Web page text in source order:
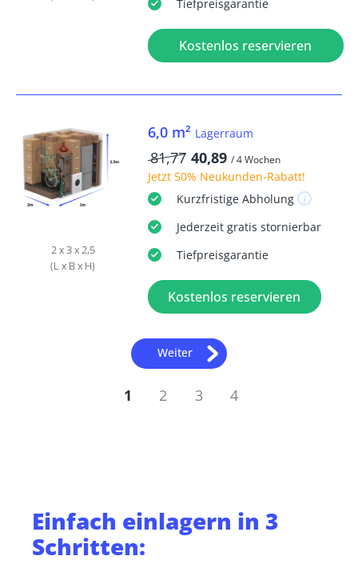
Tiefpreisgarantie
Kostenlos reservieren
2 x 3 x 2,5
(L x B x H)
6,0 m² Lagerraum
81,77 40,89 / 4 Wochen
Jetzt 50% Neukunden-Rabatt!
KurzfristigeAbholung
Jederzeit gratis stornierbar
Tiefpreisgarantie
Kostenlos reservieren
Weiter
1 2 3 4
Einfach einlagern in 3
Schritten: